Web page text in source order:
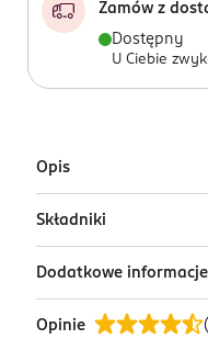
Zamów z
Dostępny
U Ciebie
Opis
Marvis Whitening
zębów o
Produkt oparty jest na
krzemionki o różnej
Składniki
Ingredients: :
HYDRATED SILICA,
GUM, TITANIUM
Dodatkowe informacje
PRZYGOTOWANIE I
Opinie (